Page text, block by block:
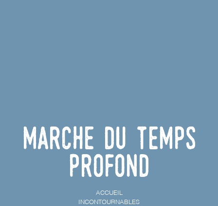
Marche du temps
profond
ACCUEIL
INCONTOURNABLES